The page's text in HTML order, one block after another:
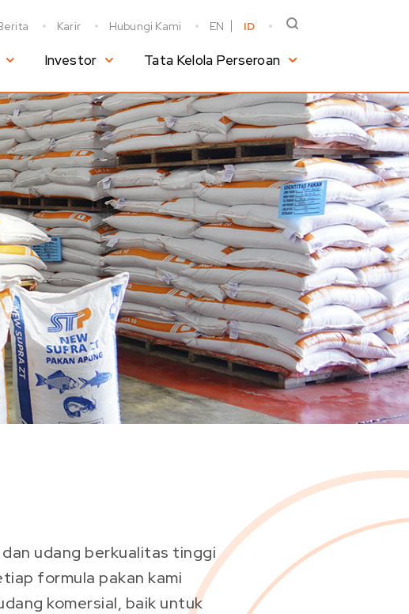
Karir Hubungi Kami EN ID
Investor Tata Kelola Perseroan
udang berkualitas tinggi
formula pakan kami
komersial, baik untuk